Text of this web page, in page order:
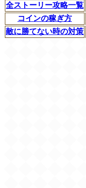
全ストーリー攻略一覧
コインの稼ぎ方
敵に勝てない時の対策